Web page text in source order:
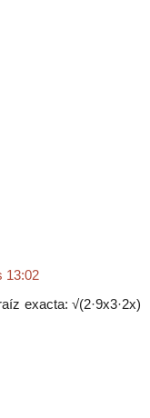
13:02
exacta: √(2·9x3·2x)